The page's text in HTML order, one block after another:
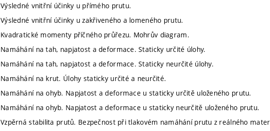
Výsledné vnitřní účinky u přímého prutu.
Výsledné vnitřní účinky u zakřiveného a lomeného prutu.
Kvadratické momenty příčného průřezu. Mohrův diagram.
Namáhání na tah, napjatost a deformace. Staticky určité úlohy.
Namáhání na tah, napjatost a deformace. Staticky neurčité úlohy.
Namáhání na krut. Úlohy staticky určité a neurčité.
Namáhání na ohyb. Napjatost a deformace u staticky určitě uloženého prutu.
Namáhání na ohyb. Napjatost a deformace u staticky neurčitě uloženého prutu.
Vzpěrná stabilita prutů. Bezpečnost při tlakovém namáhání prutu z reálného